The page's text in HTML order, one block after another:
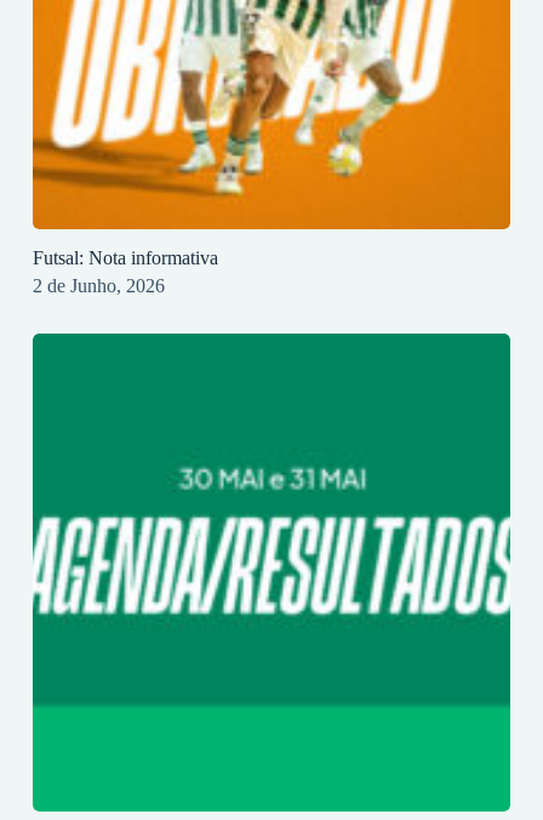
Futsal: Nota informativa
2 de Junho, 2026